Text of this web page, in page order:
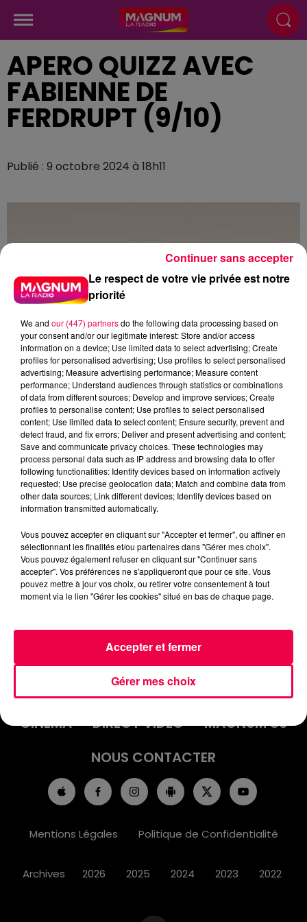
APERO QUIZZ AVEC
FABIENNE DE
FERDRUPT (9/10)
Publié : 9 octobre 2024 à 18h11
podcasts/2024/10/20241009-APERO-QUIZZ.mp3
INFOS
EMISSIONS
JEUX
PODCASTS
CINÉMA
DIRECT VIDÉO
MAGNUM 80
NOUS CONTACTER
Mentions Légales Politique de Confidentialité
Archives 2026 2025 2024 2023 2022
Le respect de votre vie privée est notre
priorité
We and our (447) partnersdo the following data processing based on
your consent and/or our legitimate interest: Store and/or access
information on a device; Use limited data to select advertising; Create
profiles for personalised advertising; Use profiles to select personalised
advertising; Measure advertising performance; Measure content
performance; Understand audiences through statistics or combinations
of data from different sources; Develop and improve services; Create
profiles to personalise content; Use profiles to select personalised
content; Use limited data to select content; Ensure security, prevent and
detect fraud, and fix errors; Deliver and present advertising and content;
Save and communicate privacy choices. These technologies may
process personal data such as IP address and browsing data to offer
following functionalities: Identify devices based on information actively
requested; Use precise geolocation data; Match and combine data from
other data sources; Link different devices; Identify devices based on
information transmitted automatically.
Vous pouvez accepter en cliquant sur "Accepter et fermer", ou affiner en
sélectionnant les finalités et/ou partenaires dans "Gérer mes choix".
Vous pouvez également refuser en cliquant sur "Continuer sans
accepter". Vos préférences ne s'appliqueront que pour ce site. Vous
pouvez mettre à jour vos choix, ou retirer votre consentement à tout
moment via le lien "Gérer les cookies" situé en bas de chaque page.
Gérer mes choix
Accepter et fermer
Continuer sans accepter